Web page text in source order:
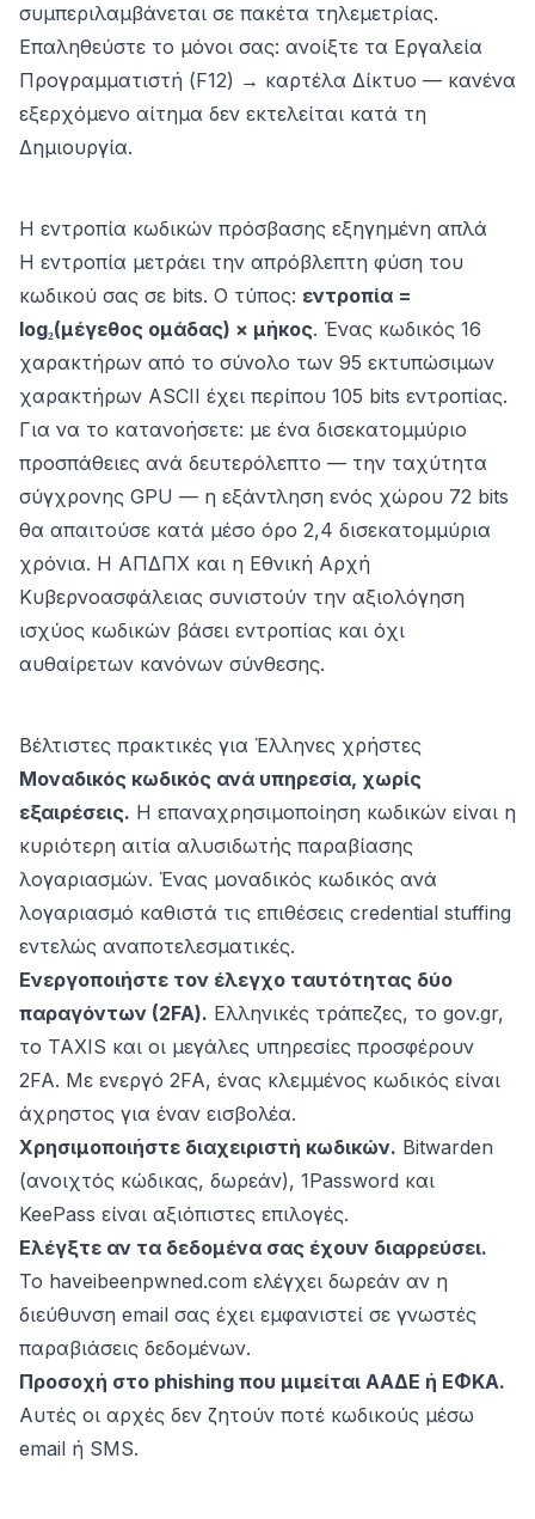
συμπεριλαμβάνεται σε πακέτα τηλεμετρίας.
Επαληθεύστε το μόνοι σας: ανοίξτε τα Εργαλεία
Προγραμματιστή (F12) → καρτέλα Δίκτυο — κανένα
εξερχόμενο αίτημα δεν εκτελείται κατά τη
Δημιουργία.
Η εντροπία κωδικών πρόσβασης εξηγημένη απλά
Η εντροπία μετράει την απρόβλεπτη φύση του
κωδικού σας σε bits. Ο τύπος: εντροπία =
log₂(μέγεθος ομάδας) × μήκος. Ένας κωδικός 16
χαρακτήρων από το σύνολο των 95 εκτυπώσιμων
χαρακτήρων ASCII έχει περίπου 105 bits εντροπίας.
Για να το κατανοήσετε: με ένα δισεκατομμύριο
προσπάθειες ανά δευτερόλεπτο — την ταχύτητα
σύγχρονης GPU — η εξάντληση ενός χώρου 72 bits
θα απαιτούσε κατά μέσο όρο 2,4 δισεκατομμύρια
χρόνια. Η ΑΠΔΠΧ και η Εθνική Αρχή
Κυβερνοασφάλειας συνιστούν την αξιολόγηση
ισχύος κωδικών βάσει εντροπίας και όχι
αυθαίρετων κανόνων σύνθεσης.
Βέλτιστες πρακτικές για Έλληνες χρήστες
Μοναδικός κωδικός ανά υπηρεσία, χωρίς
εξαιρέσεις. Η επαναχρησιμοποίηση κωδικών είναι η
κυριότερη αιτία αλυσιδωτής παραβίασης
λογαριασμών. Ένας μοναδικός κωδικός ανά
λογαριασμό καθιστά τις επιθέσεις credential stuffing
εντελώς αναποτελεσματικές.
Ενεργοποιήστε τον έλεγχο ταυτότητας δύο
παραγόντων (2FA). Ελληνικές τράπεζες, το gov.gr,
το TAXIS και οι μεγάλες υπηρεσίες προσφέρουν
2FA. Με ενεργό 2FA, ένας κλεμμένος κωδικός είναι
άχρηστος για έναν εισβολέα.
Χρησιμοποιήστε διαχειριστή κωδικών. Bitwarden
(ανοιχτός κώδικας, δωρεάν), 1Password και
KeePass είναι αξιόπιστες επιλογές.
Ελέγξτε αν τα δεδομένα σας έχουν διαρρεύσει.
Το haveibeenpwned.com ελέγχει δωρεάν αν η
διεύθυνση email σας έχει εμφανιστεί σε γνωστές
παραβιάσεις δεδομένων.
Προσοχή στο phishing που μιμείται ΑΑΔΕ ή ΕΦΚΑ.
Αυτές οι αρχές δεν ζητούν ποτέ κωδικούς μέσω
email ή SMS.